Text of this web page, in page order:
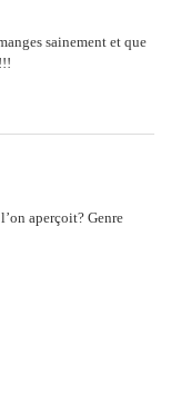
sainement et que
aperçoit? Genre